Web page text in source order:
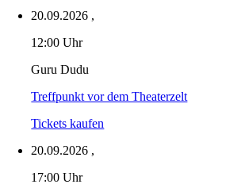
20.09.2026 ,
12:00 Uhr
Guru Dudu
Treffpunkt vor dem Theaterzelt
Tickets kaufen
20.09.2026 ,
17:00 Uhr